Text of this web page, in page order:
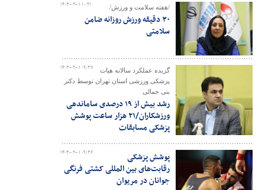
۱۴۰۳-۰۲-۰۱ ۱۰:۲۱ /هفته سلامت و ورزش/
۳۰ دقیقه ورزش روزانه ضامن
سلامتی
۱۴۰۳-۰۲-۰۱ ۰۹:۳۷
گزیده عملکرد سالانه هیات
پزشکی ورزشی استان تهران توسط دکتر
بنی جمالی
رشد بیش از ۱۹ درصدی ساماندهی
ورزشکاران/۲۱ هزار ساعت پوشش
پزشکی مسابقات
۱۴۰۳-۰۲-۰۱ ۰۹:۳۶
پوشش پزشکی
رقابت‌های بین المللی کشتی فرنگی
جوانان در مریوان